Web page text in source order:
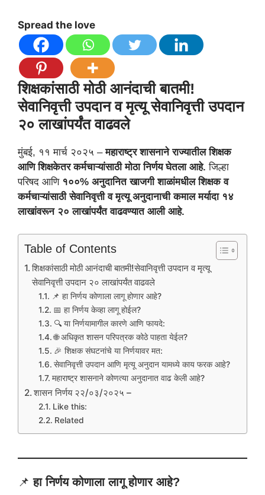
Spread the love
शिक्षकांसाठी मोठी आनंदाची बातमी!
सेवानिवृत्ती उपदान व मृत्यू सेवानिवृत्ती उपदान
२० लाखांपर्यंत वाढवले
मुंबई, ११ मार्च २०२५ –महाराष्ट्र शासनाने राज्यातील शिक्षक
आणि शिक्षकेतर कर्मचाऱ्यांसाठी मोठा निर्णय घेतला आहे. जिल्हा
परिषद आणि १००% अनुदानित खाजगी शाळांमधील शिक्षक व
कर्मचाऱ्यांसाठी सेवानिवृत्ती व मृत्यू अनुदानाची कमाल मर्यादा १४
लाखांवरून २० लाखांपर्यंत वाढवण्यात आली आहे.
Table of Contents
शिक्षकांसाठी मोठी आनंदाची बातमी!सेवानिवृत्ती उपदान व मृत्यू
सेवानिवृत्ती उपदान २० लाखांपर्यंत वाढवले
📌 हा निर्णय कोणाला लागू होणार आहे?
📅 हा निर्णय केव्हा लागू होईल?
🔍 या निर्णयामागील कारणे आणि फायदे:
🌐 अधिकृत शासन परिपत्रक कोठे पाहता येईल?
🎉 शिक्षक संघटनांचे या निर्णयावर मत:
सेवानिवृत्ती उपदान आणि मृत्यू अनुदान यामध्ये काय फरक आहे?
महाराष्ट्र शासनाने कोणत्या अनुदानात वाढ केली आहे?
शासन निर्णय २२/०३/२०२५ –
Like this:
Related
📌हा निर्णय कोणाला लागू होणार आहे?